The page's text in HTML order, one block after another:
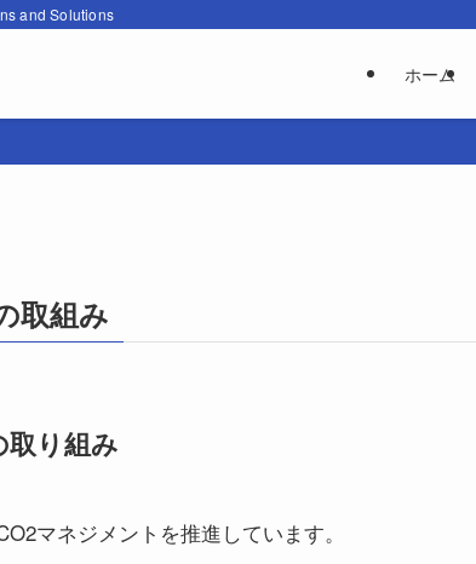
and Solutions
ホーム
取組み
り組み
マネジメントを推進しています。